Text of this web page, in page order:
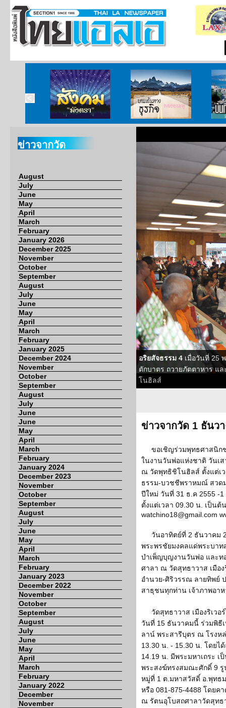
สังคมมังตรา บนเส้นทางธุรกิจ บั
ข่าวจากวัด
August
July
June
May
April
March
February
January 2026
December 2025
November
October
September
August
July
June
May
April
March
February
January 2025
December 2024
November
October
September
August
July
June
June
May
April
March
February
January 2024
December 2023
November
October
September
August
July
June
May
April
March
February
January 2023
December 2022
November
October
September
August
July
June
May
April
March
February
January 2022
December
November
อริยสัจธรรม 4 เมื่อวันที่ 25
ตักบาตร ถวายภัตตาหาร แ
โนฮิลส์
ข่าวจากวัด 1 ธันว
ขอเชิญร่วมพุทธศาสนิ
ในงานวันพ่อแห่งชาติ วันเ
ณ วัดพุทธิชิโนฮิลส์ ตั้งแต่เ
ธรรม-บวชชีพราหมณ์ สวด
ปีใหม่ วันที่ 31 ธ.ค 2555 -
ตั้งแต่เวลา 09.30 น. เป็นต้
watchino18@gmail.com
วันอาทิตย์ที่ 2 ธันวาคม
พระพรชัยมงคลแด่พระบาท
บำเพ็ญบุญงานวันพ่อ และท
ศาลา ณ วัดสุทธาวาส เมือ
อำนวย-ศิริวรรณ ลายทิพย์
สาธุชนทุกท่าน เจ้าภาพอา
วัดสุทธาวาส เมืองริเว
วันที่ 15 ธันวาคมนี้ ร่วมพิธี
ลาน์ พระสารีบุตร ณ โรงห
13.30 น. - 15.30 น. โดยไ
14.19 น. มีพระมหาเถระ เ
พระสงฆ์ทรงสมณะศักดิ์ 9
หมู่ที่ 1 ต.มหาสวัสดิ์ อ.พุทธ
หรือ 081-875-4488 โดยค
ณ รัตนอุโบสถศาลาวัดสุทธ